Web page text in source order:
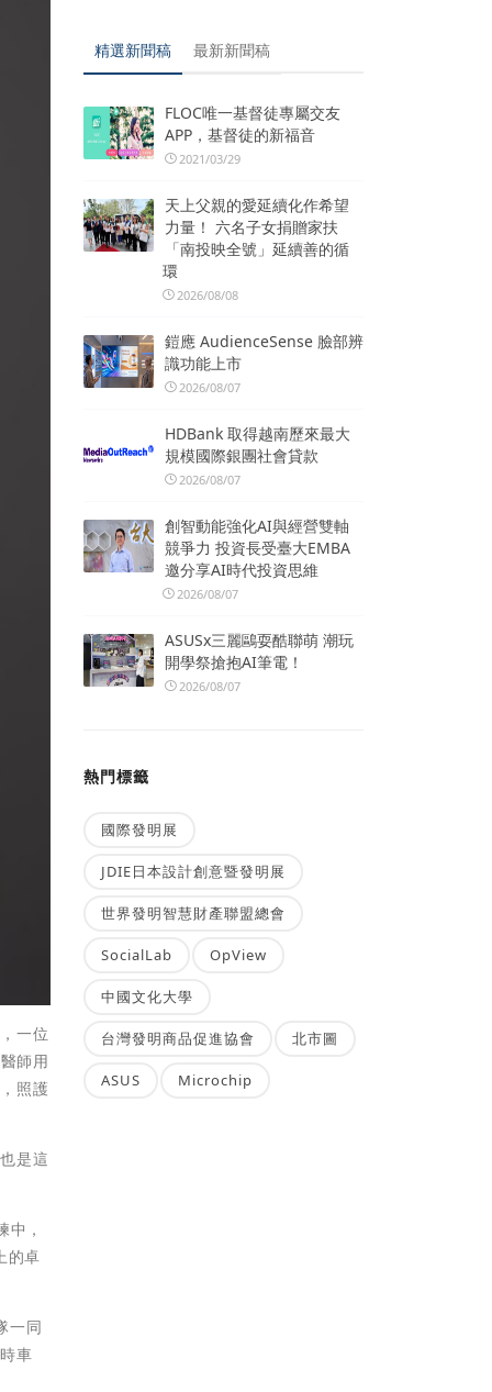
一位
師用
照護
是這
，
的卓
一同
車
精選新聞稿 最新新聞稿
FLOC唯一基督徒專屬交友
APP，基督徒的新福音
2021/03/29
天上父親的愛延續化作希望
力量！ 六名子女捐贈家扶
「南投映全號」延續善的循
環
2026/08/08
鎧應 AudienceSense 臉部辨
識功能上市
2026/08/07
HDBank 取得越南歷來最大
規模國際銀團社會貸款
2026/08/07
創智動能強化AI與經營雙軸
競爭力 投資長受臺大EMBA
邀分享AI時代投資思維
2026/08/07
ASUSx三麗鷗耍酷聯萌 潮玩
開學祭搶抱AI筆電！
2026/08/07
熱門標籤
國際發明展
JDIE日本設計創意暨發明展
世界發明智慧財產聯盟總會
SocialLab OpView
中國文化大學
台灣發明商品促進協會 北市圖
ASUS Microchip